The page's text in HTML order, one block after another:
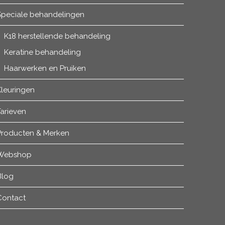
behandelingen
K18 herstellende behandeling
Keratine behandeling
Haarwerken en Pruiken
& Merken